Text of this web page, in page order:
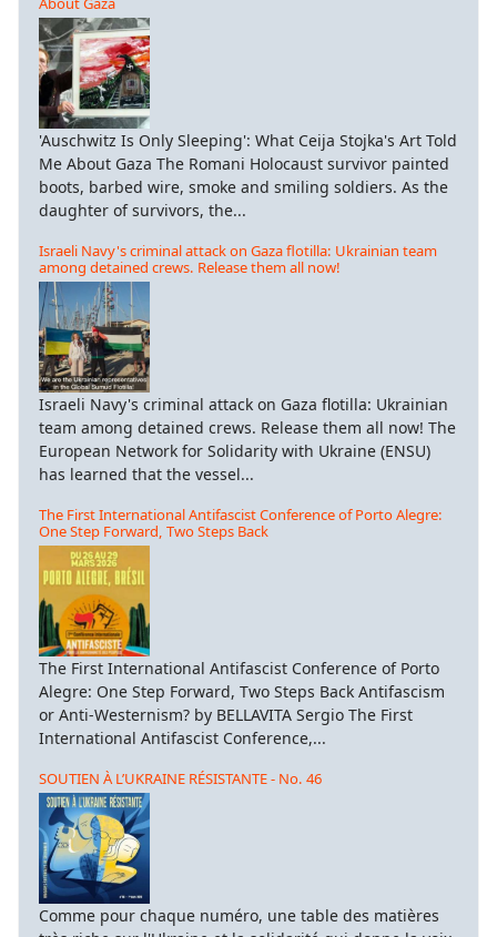
'Auschwitz Is Only Sleeping': What Ceija Stojka's Art Told
Me About Gaza The Romani Holocaust survivor painted
boots, barbed wire, smoke and smiling soldiers. As the
daughter of survivors, the...
Israeli Navy's criminal attack on Gaza flotilla: Ukrainian team
among detained crews. Release them all now!
Israeli Navy's criminal attack on Gaza flotilla: Ukrainian
team among detained crews. Release them all now! The
European Network for Solidarity with Ukraine (ENSU)
has learned that the vessel...
The First International Antifascist Conference of Porto Alegre:
One Step Forward, Two Steps Back
The First International Antifascist Conference of Porto
Alegre: One Step Forward, Two Steps Back Antifascism
or Anti-Westernism? by BELLAVITA Sergio The First
International Antifascist Conference,...
SOUTIEN À L’UKRAINE RÉSISTANTE - No. 46
Comme pour chaque numéro, une table des matières